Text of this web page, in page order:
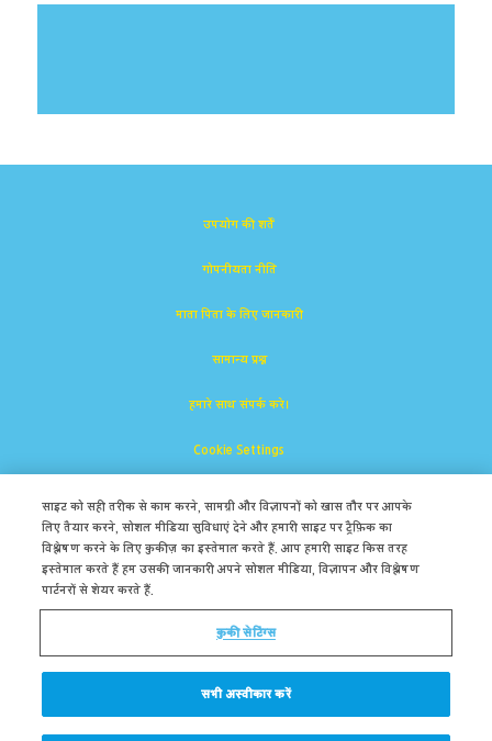
उपयोग की शर्तें
गोपनीयता नीति
माता पिता के लिए जानकारी
सामान्य प्रश्न
हमारे साथ संपर्क करे।
Cookie Settings
सुपरबुक द क्रिश्चियन ब्रॉडकास्टिंग नेटवर्क, इंक। का पंजीकृत ट्रेडमार्क है।
सभी अधिकार सुरक्षित।
CBN के बारे में
साइट को सही तरीक से काम करने, सामग्री और विज्ञापनों को खास तौर पर आपके
लिए तैयार करने, सोशल मीडिया सुविधाएं देने और हमारी साइट पर ट्रैफ़िक का
विश्लेषण करने के लिए कुकीज़ का इस्तेमाल करते हैं. आप हमारी साइट किस तरह
इस्तेमाल करते हैं हम उसकी जानकारी अपने सोशल मीडिया, विज्ञापन और विश्लेषण
पार्टनरों से शेयर करते हैं.
कुकी सेटिंग्स
सभी अस्वीकार करें